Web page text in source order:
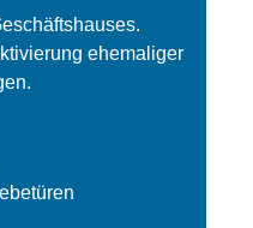
ehemaliger